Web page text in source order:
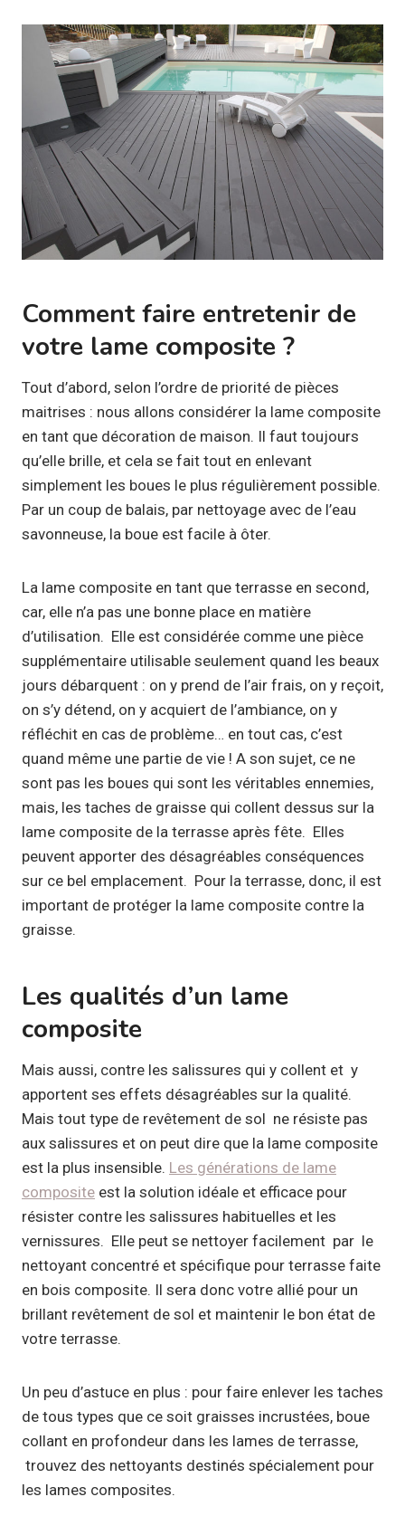
Comment faire entretenir de
votre lame composite ?
Tout d’abord, selon l’ordre de priorité de pièces
maitrises : nous allons considérer la lame composite
en tant que décoration de maison. Il faut toujours
qu’elle brille, et cela se fait tout en enlevant
simplement les boues le plus régulièrement possible.
Par un coup de balais, par nettoyage avec de l’eau
savonneuse, la boue est facile à ôter.
La lame composite en tant que terrasse en second,
car, elle n’a pas une bonne place en matière
d’utilisation. Elle est considérée comme une pièce
supplémentaire utilisable seulement quand les beaux
jours débarquent : on y prend de l’air frais, on y reçoit,
on s’y détend, on y acquiert de l’ambiance, on y
réfléchit en cas de problème… en tout cas, c’est
quand même une partie de vie ! A son sujet, ce ne
sont pas les boues qui sont les véritables ennemies,
mais, les taches de graisse qui collent dessus sur la
lame composite de la terrasse après fête. Elles
peuvent apporter des désagréables conséquences
sur ce bel emplacement. Pour la terrasse, donc, il est
important de protéger la lame composite contre la
graisse.
Les qualités d’un lame
composite
Mais aussi, contre les salissures qui y collent et y
apportent ses effets désagréables sur la qualité.
Mais tout type de revêtement de sol ne résiste pas
aux salissures et on peut dire que la lame composite
est la plus insensible. Les générations de lame
composite est la solution idéale et efficace pour
résister contre les salissures habituelles et les
vernissures. Elle peut se nettoyer facilement par le
nettoyant concentré et spécifique pour terrasse faite
en bois composite. Il sera donc votre allié pour un
brillant revêtement de sol et maintenir le bon état de
votre terrasse.
Un peu d’astuce en plus : pour faire enlever les taches
de tous types que ce soit graisses incrustées, boue
collant en profondeur dans les lames de terrasse,
trouvez des nettoyants destinés spécialement pour
les lames composites.